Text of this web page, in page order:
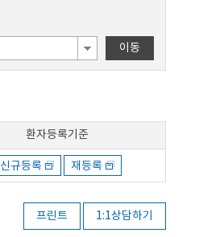
이동
환자등록기준
신규등록 재등록
프린트 1:1상담하기